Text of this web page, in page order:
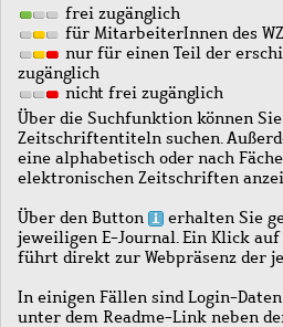
frei zugänglich
für MitarbeiterInnen des
nur für einen Teil der
zugänglich
nicht frei zugänglich
Über die Suchfunktion können
Zeitschriftentiteln suchen.
eine alphabetisch oder nach
elektronischen Zeitschriften
Über den Button
erhalten Sie
jeweiligen E-Journal. Ein Klick
führt direkt zur Webpräsenz der
In einigen Fällen sind Login-
unter dem Readme-Link neben